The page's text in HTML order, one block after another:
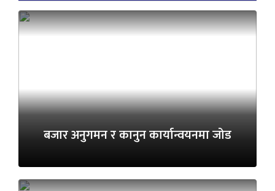
बजार अनुगमन र कानुन कार्यान्वयनमा जोड